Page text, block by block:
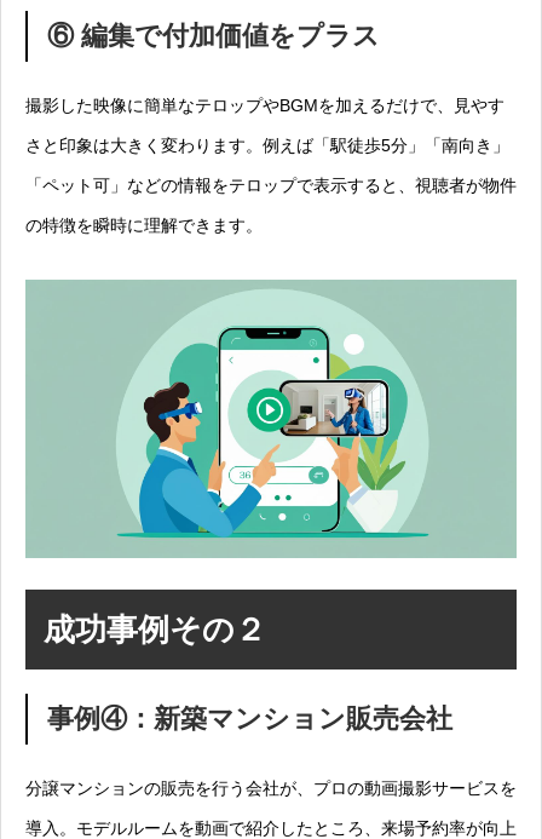
⑥ 編集で付加価値をプラス
撮影した映像に簡単なテロップやBGMを加えるだけで、見やす
さと印象は大きく変わります。例えば「駅徒歩5分」「南向き」
「ペット可」などの情報をテロップで表示すると、視聴者が物件
の特徴を瞬時に理解できます。
成功事例その２
事例④：新築マンション販売会社
分譲マンションの販売を行う会社が、プロの動画撮影サービスを
導入。モデルルームを動画で紹介したところ、来場予約率が向上